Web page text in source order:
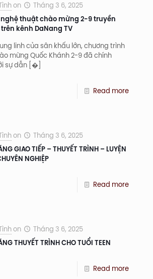
on Tháng 3 6, 2025
thuật chào mừng 2-9 truyền
kênh DaNang TV
linh của sân khấu lớn, chương trình
mừng Quốc Khánh 2-9 đã chính
sự dẫn [�]
Read more
on Tháng 3 6, 2025
GIAO TIẾP – THUYẾT TRÌNH – LUYỆN
NGHIỆP
Read more
on Tháng 3 6, 2025
THUYẾT TRÌNH CHO TUỔI TEEN
Read more